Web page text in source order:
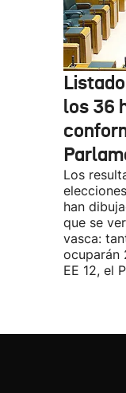
los 36
Los
han
que se
vasca:
ocuparán
EE 12, el